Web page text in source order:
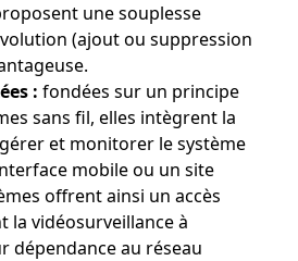
une souplesse
(ajout ou suppression
: fondées sur un principe
sans fil, elles intègrent la
et monitorer le système
mobile ou un site
offrent ainsi un accès
la vidéosurveillance à
dépendance au réseau